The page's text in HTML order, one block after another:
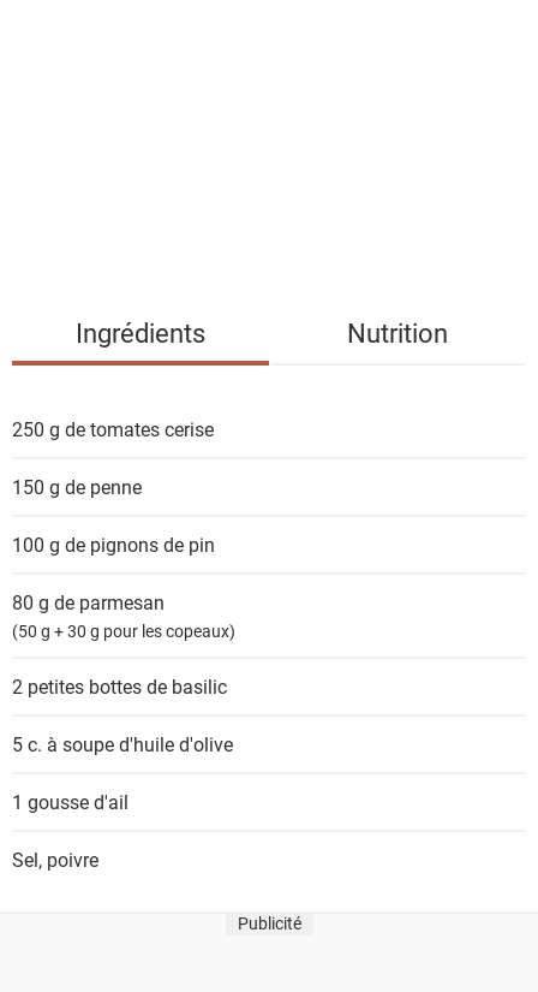
i
t
Ingrédients Nutrition
250 g de tomates cerise
150 g de penne
100 g de pignons de pin
80 g de parmesan
(50 g + 30 g pour les copeaux)
2 petites bottesde basilic
5 c. à souped'huile d'olive
1 gousse d'ail
Sel, poivre
Publicité